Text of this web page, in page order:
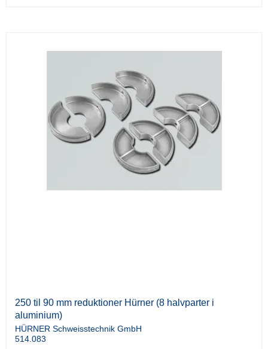
250 til 90 mm reduktioner Hürner (8 halvparter i
aluminium)
HÜRNER Schweisstechnik GmbH
514.083